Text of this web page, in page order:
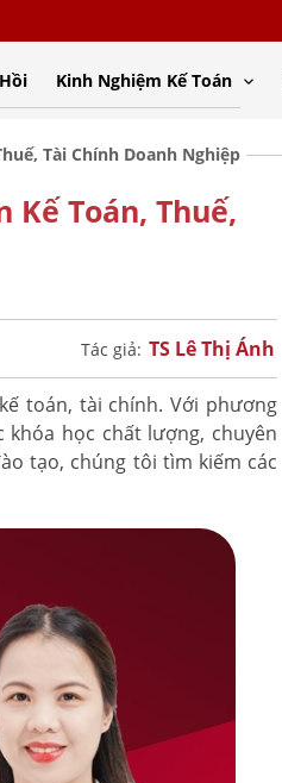
Kinh Nghiệm Kế Toán
Tài Chính Doanh Nghiệp
Kế Toán, Thuế,
Tác giả: TS Lê Thị Ánh
toán, tài chính. Với phương
khóa học chất lượng, chuyên
tạo, chúng tôi tìm kiếm các